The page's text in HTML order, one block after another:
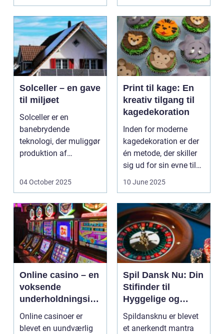
Solceller – en gave
til miljøet
Solceller er en
banebrydende
teknologi, der muliggør
produktion af
udnytt...
04 October 2025
Print til kage: En
kreativ tilgang til
kagedekoration
Inden for moderne
kagedekoration er der
én metode, der skiller
sig ud for sin evne til
at bri...
10 June 2025
Online casino – en
voksende
underholdningsind
ustri
Online casinoer er
blevet en uundværlig
Spil Dansk Nu: Din
Stifinder til
Hyggelige og
Underholdende
Online Casinoer
Spildansknu er blevet
et anerkendt mantra